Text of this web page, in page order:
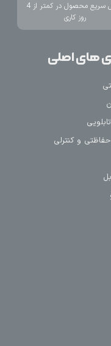
ارسال سریع محصول در کمتر از 4
روز کاری
های اصلی
و کنترلی